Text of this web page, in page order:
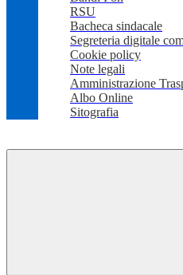
RSU
Bacheca sindacale
Segreteria digitale
Cookie policy
Note legali
Amministrazione
Albo Online
Sitografia